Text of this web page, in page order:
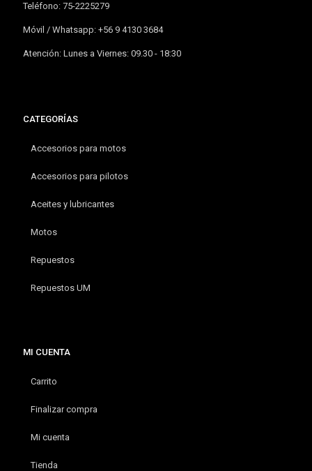
Teléfono: 75-2225279
Móvil / Whatsapp: +56 9 4130 3684
Atención: Lunes a Viernes: 09.30 - 18:30
CATEGORÍAS
Accesorios para motos
Accesorios para pilotos
Aceites y lubricantes
Motos
Repuestos
Repuestos UM
MI CUENTA
Carrito
Finalizar compra
Mi cuenta
Tienda